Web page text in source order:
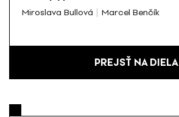
Miroslava Bullová Marcel Benčík
PREJSŤ NA DIELA